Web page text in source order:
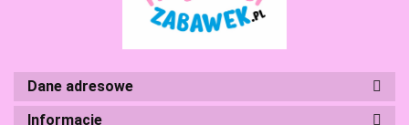
BS Toys
Dane adresowe
Informacje